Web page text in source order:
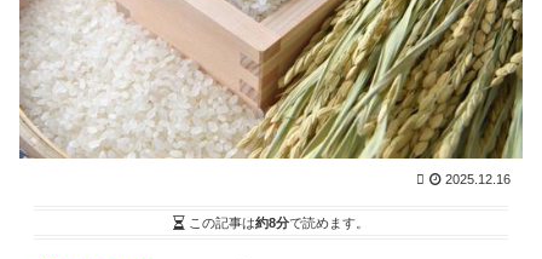
【議論】「宇宙の謎」と「死後の世界」って結局どこ
かで繋がってるよな？ / VIP・ネタ・オールジャンル –
New World Antenna
NEW! (8/8 22:27)
強豪校のベンチ外選手が無理やりダンス？SNSで炎上
する野球部イジメ疑惑の真相と現場取材で見えたリアル
な実態 / 2chまとめアンテナ！ NEW! (8/8 22:14)
【画像】坂口杏里、逃走して便器にこびりついた????
NEW! (8/8
【画像】まんさん「オフ会に知らん人おったんやけ
2025.12.16
この記事は約8分で読めます。